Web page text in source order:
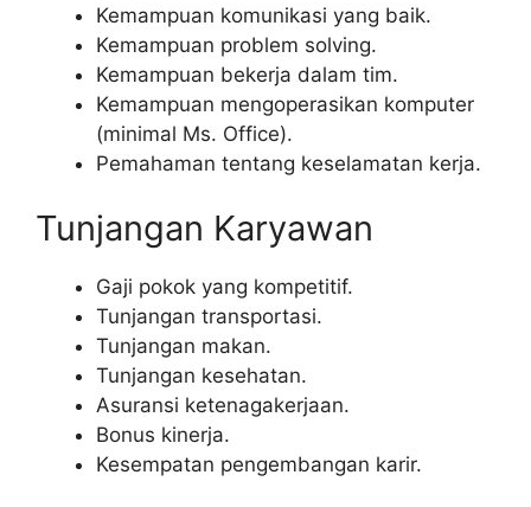
Kemampuan komunikasi yang baik.
Kemampuan problem solving.
Kemampuan bekerja dalam tim.
Kemampuan mengoperasikan komputer
(minimal Ms. Office).
Pemahaman tentang keselamatan kerja.
Tunjangan Karyawan
Gaji pokok yang kompetitif.
Tunjangan transportasi.
Tunjangan makan.
Tunjangan kesehatan.
Asuransi ketenagakerjaan.
Bonus kinerja.
Kesempatan pengembangan karir.